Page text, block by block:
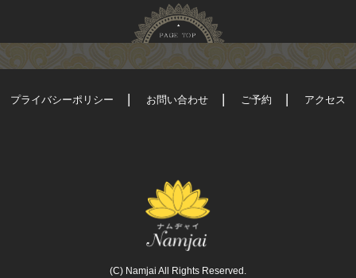
プライバシーポリシー お問い合わせ ご予約 アクセス
(C) Namjai All Rights Reserved.